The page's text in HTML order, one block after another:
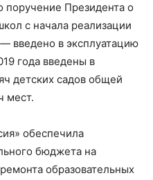
поручение Президента о
с начала реализации
введено в эксплуатацию
года введены в
детских садов общей
мест.
обеспечила
бюджета на
образовательных